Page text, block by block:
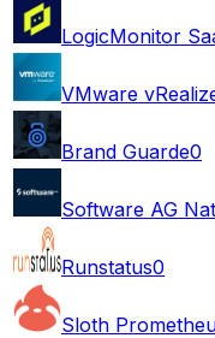
LogicMonitor
VMware
Brand Guarde0
Software AG
Runstatus0
Sloth